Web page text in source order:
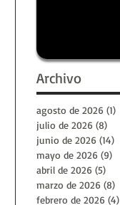
Archivo
agosto de 2026 (1)
julio de 2026 (8)
junio de 2026 (14)
mayo de 2026 (9)
abril de 2026 (5)
marzo de 2026 (8)
febrero de 2026 (4)